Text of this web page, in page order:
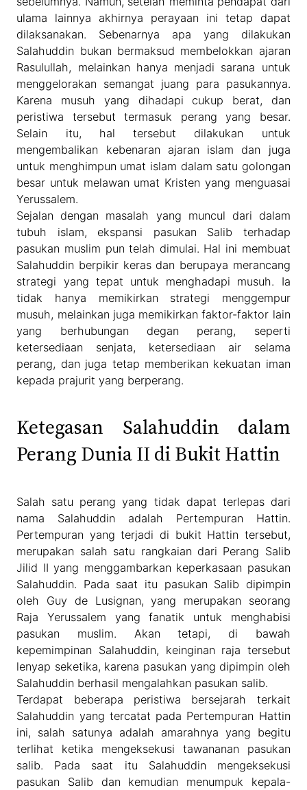
ulama lainnya akhirnya perayaan ini tetap dapat
dilaksanakan. Sebenarnya apa yang dilakukan
Salahuddin bukan bermaksud membelokkan ajaran
Rasulullah, melainkan hanya menjadi sarana untuk
menggelorakan semangat juang para pasukannya.
Karena musuh yang dihadapi cukup berat, dan
peristiwa tersebut termasuk perang yang besar.
Selain itu, hal tersebut dilakukan untuk
mengembalikan kebenaran ajaran islam dan juga
untuk menghimpun umat islam dalam satu golongan
besar untuk melawan umat Kristen yang menguasai
Yerussalem.
Sejalan dengan masalah yang muncul dari dalam
tubuh islam, ekspansi pasukan Salib terhadap
pasukan muslim pun telah dimulai. Hal ini membuat
Salahuddin berpikir keras dan berupaya merancang
strategi yang tepat untuk menghadapi musuh. Ia
tidak hanya memikirkan strategi menggempur
musuh, melainkan juga memikirkan faktor-faktor lain
yang berhubungan degan perang, seperti
ketersediaan senjata, ketersediaan air selama
perang, dan juga tetap memberikan kekuatan iman
kepada prajurit yang berperang.
Ketegasan Salahuddin dalam
Perang Dunia II di Bukit Hattin
Salah satu perang yang tidak dapat terlepas dari
nama Salahuddin adalah Pertempuran Hattin.
Pertempuran yang terjadi di bukit Hattin tersebut,
merupakan salah satu rangkaian dari Perang Salib
Jilid II yang menggambarkan keperkasaan pasukan
Salahuddin. Pada saat itu pasukan Salib dipimpin
oleh Guy de Lusignan, yang merupakan seorang
Raja Yerussalem yang fanatik untuk menghabisi
pasukan muslim. Akan tetapi, di bawah
kepemimpinan Salahuddin, keinginan raja tersebut
lenyap seketika, karena pasukan yang dipimpin oleh
Salahuddin berhasil mengalahkan pasukan salib.
Terdapat beberapa peristiwa bersejarah terkait
Salahuddin yang tercatat pada Pertempuran Hattin
ini, salah satunya adalah amarahnya yang begitu
terlihat ketika mengeksekusi tawananan pasukan
salib. Pada saat itu Salahuddin mengeksekusi
pasukan Salib dan kemudian menumpuk kepala-